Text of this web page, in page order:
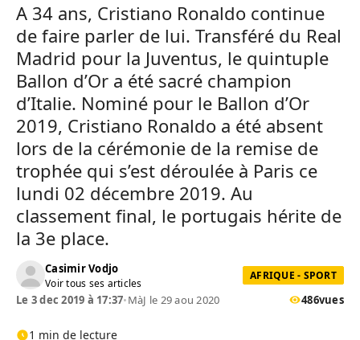
A 34 ans, Cristiano Ronaldo continue
de faire parler de lui. Transféré du Real
Madrid pour la Juventus, le quintuple
Ballon d’Or a été sacré champion
d’Italie. Nominé pour le Ballon d’Or
2019, Cristiano Ronaldo a été absent
lors de la cérémonie de la remise de
trophée qui s’est déroulée à Paris ce
lundi 02 décembre 2019. Au
classement final, le portugais hérite de
la 3e place.
Casimir Vodjo
Voir tous ses articles
AFRIQUE - SPORT
Le 3 dec 2019 à 17:37•MàJ le 29 aou 2020 486vues
1 min de lecture